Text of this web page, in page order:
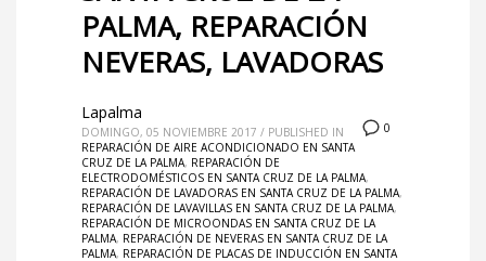
PALMA, REPARACIÓN
NEVERAS, LAVADORAS
0
Lapalma
DOMINGO, 05 NOVIEMBRE 2017 / PUBLISHED IN
REPARACIÓN DE AIRE ACONDICIONADO EN SANTA
CRUZ DE LA PALMA, REPARACIÓN DE
ELECTRODOMÉSTICOS EN SANTA CRUZ DE LA PALMA,
REPARACIÓN DE LAVADORAS EN SANTA CRUZ DE LA PALMA,
REPARACIÓN DE LAVAVILLAS EN SANTA CRUZ DE LA PALMA,
REPARACIÓN DE MICROONDAS EN SANTA CRUZ DE LA
PALMA, REPARACIÓN DE NEVERAS EN SANTA CRUZ DE LA
PALMA, REPARACIÓN DE PLACAS DE INDUCCIÓN EN SANTA